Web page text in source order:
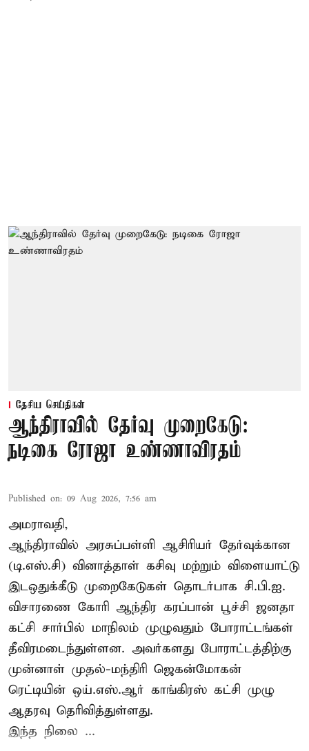
தேசிய செய்திகள்
ஆந்திராவில் தேர்வு முறைகேடு:
நடிகை ரோஜா உண்ணாவிரதம்
Published on: 09 Aug 2026, 7:56 am
அமராவதி,
ஆந்திராவில் அரசுப்பள்ளி ஆசிரியர் தேர்வுக்கான
(டி.எஸ்.சி) வினாத்தாள் கசிவு மற்றும் விளையாட்டு
இடஒதுக்கீடு முறைகேடுகள் தொடர்பாக சி.பி.ஐ.
விசாரணை கோரி ஆந்திர கரப்பான் பூச்சி ஜனதா
கட்சி சார்பில் மாநிலம் முழுவதும் போராட்டங்கள்
தீவிரமடைந்துள்ளன. அவர்களது போராட்டத்திற்கு
முன்னாள் முதல்-மந்திரி ஜெகன்மோகன்
ரெட்டியின் ஒய்.எஸ்.ஆர் காங்கிரஸ் கட்சி முழு
ஆதரவு தெரிவித்துள்ளது.
இந்த நிலை ...